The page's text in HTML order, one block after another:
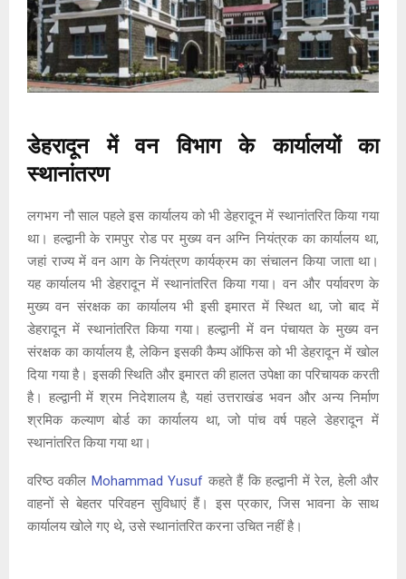
डेहरादून में वन विभाग के कार्यालयों का
स्थानांतरण
लगभग नौ साल पहले इस कार्यालय को भी डेहरादून में स्थानांतरित किया गया
था। हल्द्वानी के रामपुर रोड पर मुख्य वन अग्नि नियंत्रक का कार्यालय था,
जहां राज्य में वन आग के नियंत्रण कार्यक्रम का संचालन किया जाता था।
यह कार्यालय भी डेहरादून में स्थानांतरित किया गया। वन और पर्यावरण के
मुख्य वन संरक्षक का कार्यालय भी इसी इमारत में स्थित था, जो बाद में
डेहरादून में स्थानांतरित किया गया। हल्द्वानी में वन पंचायत के मुख्य वन
संरक्षक का कार्यालय है, लेकिन इसकी कैम्प ऑफिस को भी डेहरादून में खोल
दिया गया है। इसकी स्थिति और इमारत की हालत उपेक्षा का परिचायक करती
है। हल्द्वानी में श्रम निदेशालय है, यहां उत्तराखंड भवन और अन्य निर्माण
श्रमिक कल्याण बोर्ड का कार्यालय था, जो पांच वर्ष पहले डेहरादून में
स्थानांतरित किया गया था।
वरिष्ठ वकील Mohammad Yusuf कहते हैं कि हल्द्वानी में रेल, हेली और
वाहनों से बेहतर परिवहन सुविधाएं हैं। इस प्रकार, जिस भावना के साथ
कार्यालय खोले गए थे, उसे स्थानांतरित करना उचित नहीं है।